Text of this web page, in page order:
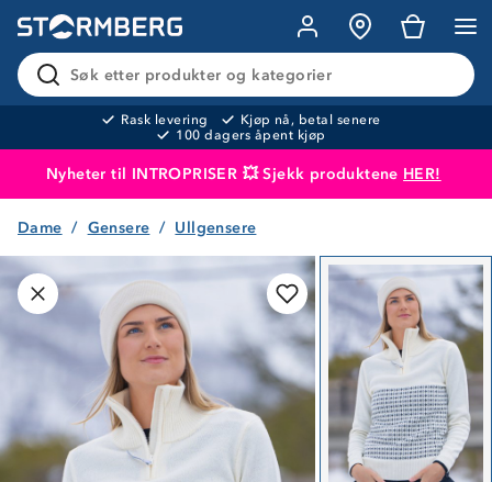
Søk etter produkter og kategorier
Rask levering
Kjøp nå, betal senere
100 dagers åpent kjøp
Nyheter til INTROPRISER 💥 Sjekk produktene HER!
Produktet er lagt i handlekurven
Dame Gensere Ullgensere